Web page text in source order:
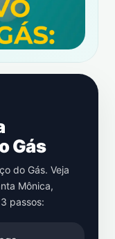
Gás
do Gás. Veja
Mônica,
passos: